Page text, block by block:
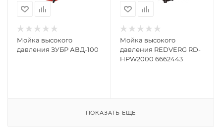
Мойка высокого
давления ЗУБР АВД-100
Мойка высокого
давления REDVERG RD-
HPW2000 6662443
ПОКАЗАТЬ ЕЩЕ